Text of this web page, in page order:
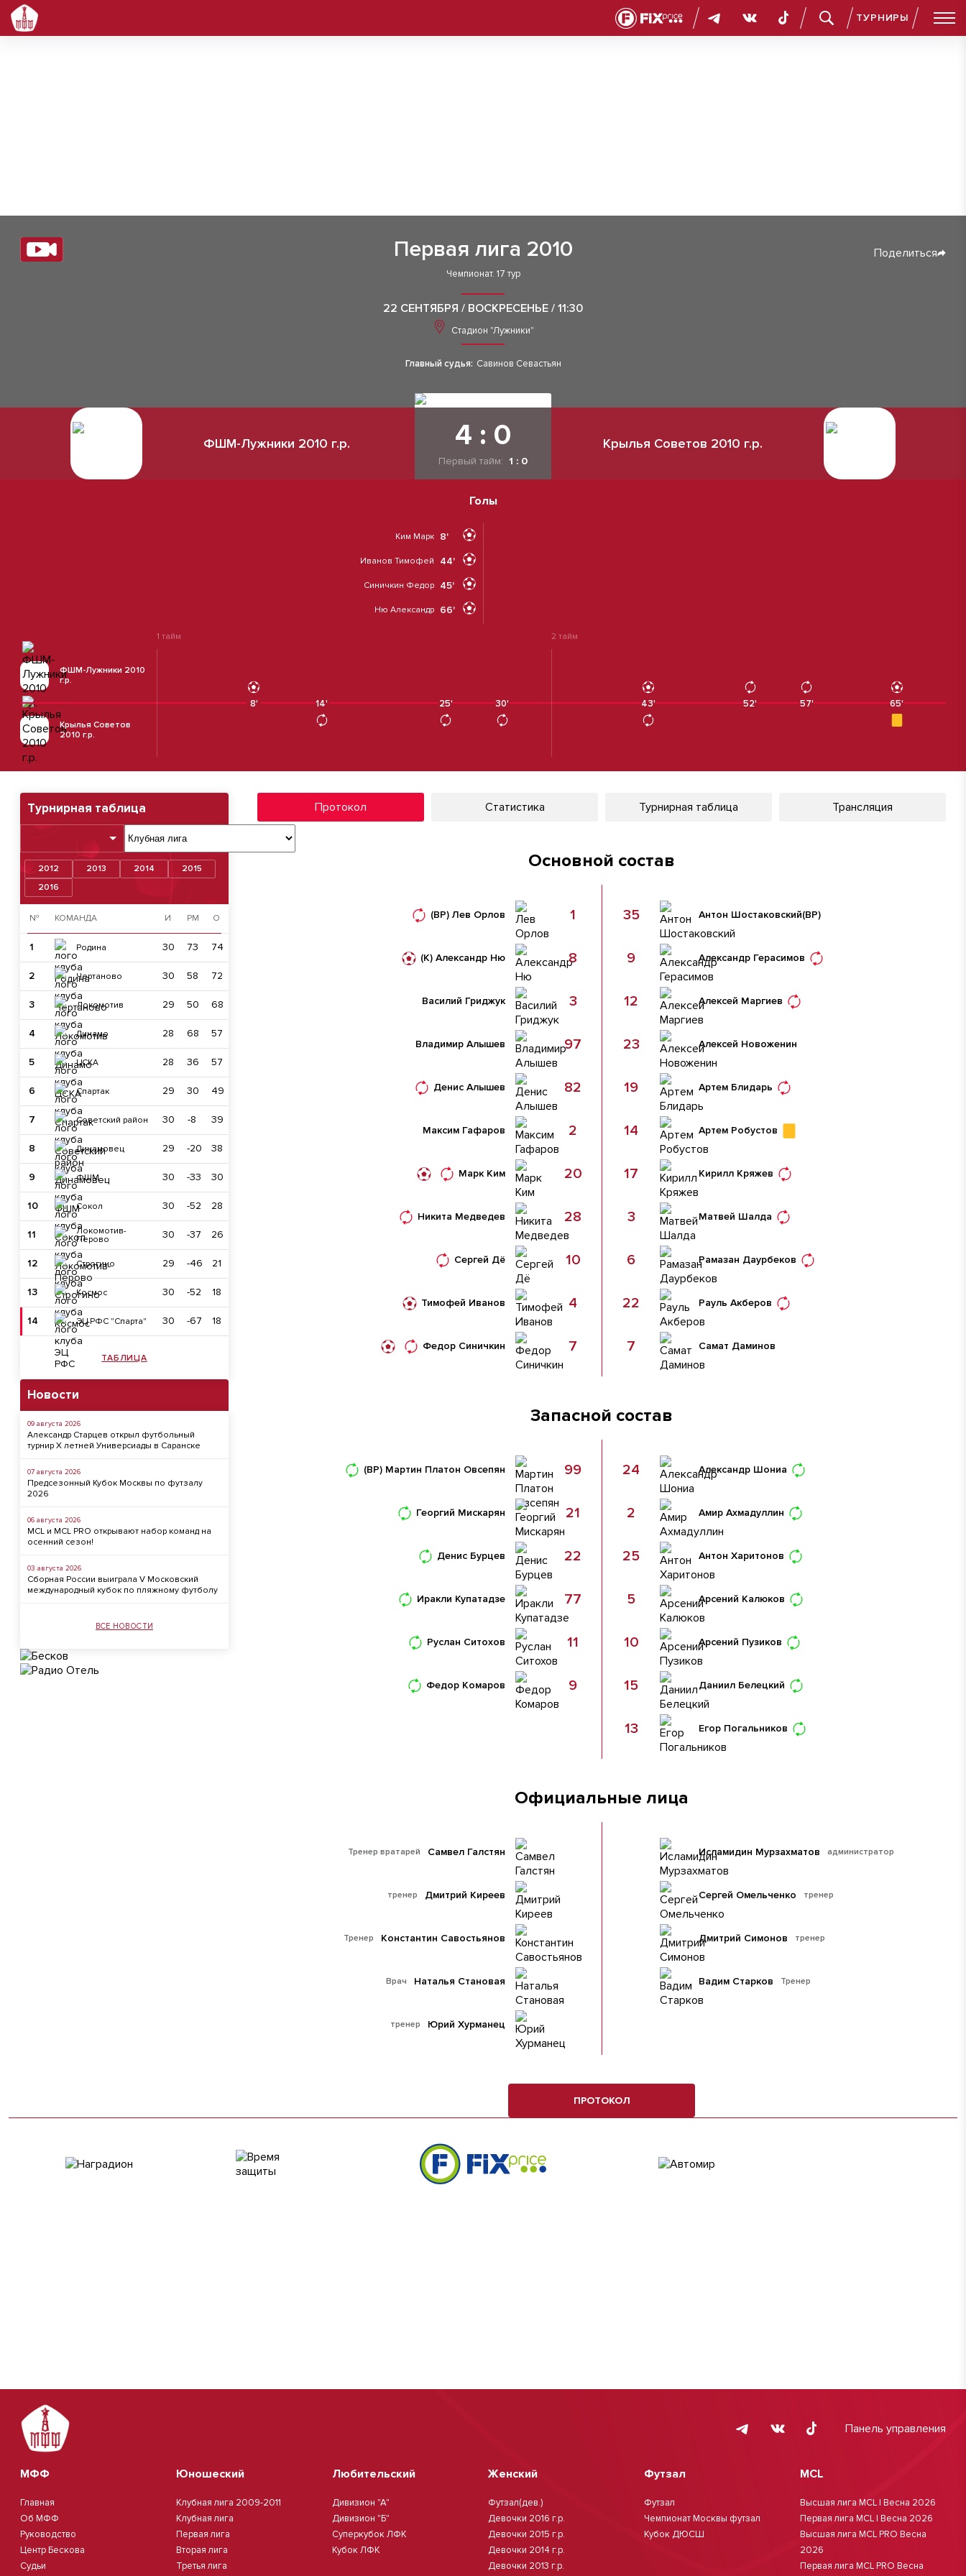
ТУРНИРЫ
Первая лига 2010 Поделиться
Чемпионат. 17 тур
22 СЕНТЯБРЯ / ВОСКРЕСЕНЬЕ / 11:30
Стадион "Лужники"
Главный судья: Савинов Севастьян
ФШМ-Лужники 2010 г.р. 4 : 0
Первый тайм: 1 : 0
Крылья Советов 2010 г.р.
Голы
Ким Марк 8'
Иванов Тимофей 44'
Синичкин Федор 45'
Ню Александр 66'
ФШМ-Лужники 2010
г.р.
1 тайм 2 тайм
8' 14' 25' 30' 43'
43' 52' 57' 65'
65'
Крылья Советов
2010 г.р.
Турнирная таблица
2012 2013 2014
2015
2016
№ КОМАНДА И РМ О
1 Родина 30 73 74
2 Чертаново 30 58 72
3 Локомотив 29 50 68
4 Динамо 28 68 57
5 ЦСКА 28 36 57
6 Спартак 29 30 49
7 Советский район 30 -8 39
8 Динамовец 29 -20 38
9 ФШМ 30 -33 30
10 Сокол 30 -52 28
11
Локомотив-
Перово
30 -37 26
12 Строгино 29 -46 21
13 Космос 30 -52 18
14 ЭЦ РФС "Спарта" 30 -67 18
ТАБЛИЦА
Новости
09 августа 2026
Александр Старцев открыл футбольный
турнир X летней Универсиады в Саранске
07 августа 2026
Предсезонный Кубок Москвы по футзалу
2026
06 августа 2026
MCL и MCL PRO открывают набор команд на
осенний сезон!
03 августа 2026
Сборная России выиграла V Московский
международный кубок по пляжному футболу
ВСЕ НОВОСТИ
Протокол Статистика Турнирная таблица Трансляция
Основной состав
Лев Орлов
(ВР) 1
Александр Ню
(К) 8
Василий Гриджук 3
Владимир Алышев 97
Денис Алышев 82
Максим Гафаров 2
Марк Ким 20
Никита Медведев 28
Сергей Дё 10
Тимофей Иванов 4
Федор Синичкин 7
Антон Шостаковский(ВР)
35
Александр Герасимов
9
Алексей Маргиев
12
Алексей Новоженин
23
Артем Блидарь
19
Артем Робустов
14
Кирилл Кряжев
17
Матвей Шалда
3
Рамазан Даурбеков
6
Рауль Акберов
22
Самат Даминов
7
Запасной состав
Мартин Платон Овсепян
(ВР) 99
Георгий Мискарян 21
Денис Бурцев 22
Иракли Купатадзе 77
Руслан Ситохов 11
Федор Комаров 9
Александр Шониа
24
Амир Ахмадуллин
2
Антон Харитонов
25
Арсений Калюков
5
Арсений Пузиков
10
Даниил Белецкий
15
Егор Погальников
13
Официальные лица
Тренер вратарей Самвел Галстян
тренер Дмитрий Киреев
Тренер Константин Савостьянов
Врач Наталья Становая
тренер Юрий Хурманец
администратор
Исламидин Мурзахматов
тренер
Сергей Омельченко
тренер
Дмитрий Симонов
Тренер
Вадим Старков
ПРОТОКОЛ
Панель управления
МФФ
Главная
Об МФФ
Руководство
Центр Бескова
Судьи
Юношеский
Клубная лига 2009-2011
Клубная лига
Первая лига
Вторая лига
Третья лига
Любительский
Дивизион "А"
Дивизион "Б"
Суперкубок ЛФК
Кубок ЛФК
Женский
Футзал(дев.)
Девочки 2016 г.р.
Девочки 2015 г.р.
Девочки 2014 г.р.
Девочки 2013 г.р.
Футзал
Футзал
Чемпионат Москвы футзал
Кубок ДЮСШ
MCL
Высшая лига MCL | Весна 2026
Первая лига MCL | Весна 2026
Высшая лига MCL PRO Весна
2026
Первая лига MCL PRO Весна